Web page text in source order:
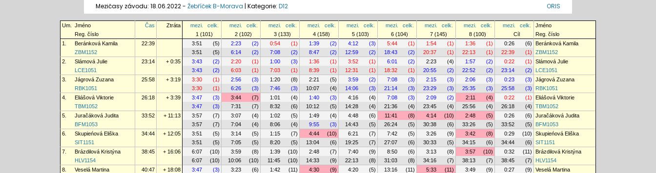
Mezičasy závodu: 18.06.2022 - Žebříček B-Morava | Kategorie: D12 ORIS
Um. Jméno Čas Ztráta mezi. celk. mezi. celk. mezi. celk. mezi. celk. mezi. celk. mezi. celk. mezi. celk. mezi. celk. mezi. celk.
Jméno
Reg. číslo
1 (101) 2 (102) 3 (133) 4 (158) 5 (103) 6 (104) 7 (145) 8 (100) Cíl
Reg. číslo
1.
Beránková Kamila 22:39 3:51 (5) 2:23 (2) 0:54 (1) 1:39 (2) 4:12 (3) 5:44 (1) 1:54 (1) 1:36 (1) 0:26 (6)
Beránková Kamila
ZBM1152
3:51 (5) 6:14 (2) 7:08 (2) 8:47 (2) 12:59 (2) 18:43 (2) 20:37 (1) 22:13 (1) 22:39 (1)
ZBM1152
2.
Slámová Julie 23:14 + 0:35 3:43 (2) 2:20 (1) 1:00 (3) 1:36 (1) 3:52 (1) 6:01 (2) 2:23 (4) 1:57 (2) 0:22 (1)
Slámová Julie
LCE1051
3:43 (2) 6:03 (1) 7:03 (1) 8:39 (1) 12:31 (1) 18:32 (1) 20:55 (2) 22:52 (2) 23:14 (2)
LCE1051
3.
Jágrová Zuzana 25:58 + 3:19 3:30 (1) 2:56 (3) 1:20 (8) 2:21 (5) 3:59 (2) 7:08 (3) 2:15 (3) 2:06 (3) 0:23 (3)
Jágrová Zuzana
RBK1051
3:30 (1) 6:26 (3) 7:46 (3) 10:07 (4) 14:06 (3) 21:14 (3) 23:29 (3) 25:35 (3) 25:58 (3)
RBK1051
4.
Eliášová Viktorie 26:18 + 3:39 3:47 (3) 3:44 (7) 1:01 (4) 1:40 (3) 4:16 (4) 7:08 (3) 2:09 (2) 2:11 (4) 0:22 (1)
Eliášová Viktorie
TBM1052
3:47 (3) 7:31 (7) 8:32 (6) 10:12 (5) 14:28 (4) 21:36 (4) 23:45 (4) 25:56 (4) 26:18 (4)
TBM1052
5.
Juračáková Judita 33:52 + 11:13 3:57 (7) 3:07 (4) 1:02 (5) 1:49 (4) 4:48 (6) 11:41 (8) 4:14 (10) 2:48 (5) 0:26 (6)
Juračáková Judita
BFM1053
3:57 (7) 7:04 (4) 8:06 (4) 9:55 (3) 14:43 (5) 26:24 (5) 30:38 (6) 33:26 (5) 33:52 (5)
BFM1053
6.
Skupieńová Eliška 34:44 + 12:05 3:51 (5) 3:14 (5) 1:15 (7) 4:44 (10) 6:21 (7) 7:42 (5) 3:26 (9) 3:42 (8) 0:29 (10)
Skupieńová Eliška
SIT1151
3:51 (5) 7:05 (5) 8:20 (5) 13:04 (6) 19:25 (7) 27:07 (6) 30:33 (5) 34:15 (6) 34:44 (6)
SIT1151
7.
Brázdilová Kristýna 38:45 + 16:06 6:07 (10) 3:59 (8) 1:39 (10) 2:48 (7) 7:40 (9) 8:50 (6) 3:13 (8) 3:57 (10) 0:32 (11)
Brázdilová Kristýna
HLV1154
6:07 (10) 10:06 (10) 11:45 (10) 14:33 (9) 22:13 (8) 31:03 (8) 34:16 (7) 38:13 (7) 38:45 (7)
HLV1154
8.
Veselá Martina 40:47 + 18:08 3:47 (3) 3:23 (6) 1:42 (11) 4:30 (9) 4:20 (5) 13:16 (11) 5:33 (11) 3:49 (9) 0:27 (9)
Veselá Martina